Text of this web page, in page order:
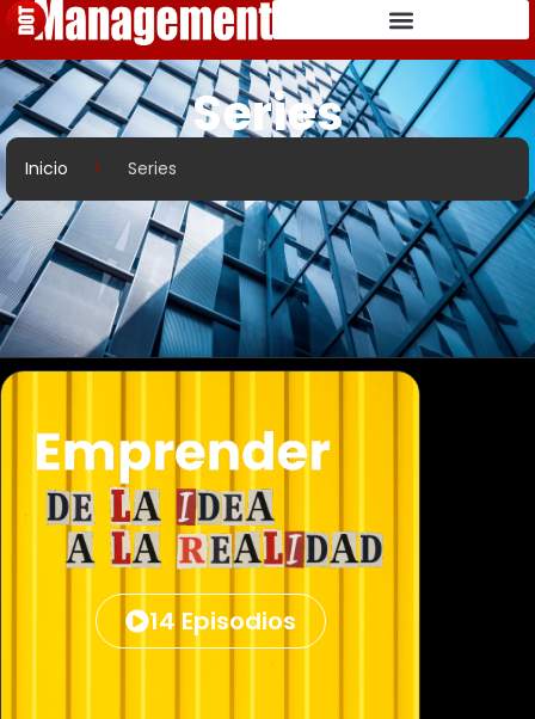
Series
Inicio Series
14 Episodios